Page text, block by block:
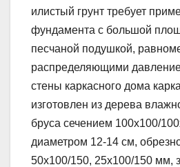
илистый грунт требует
фундамента с большой
песчаной подушкой,
распределяющими
стены каркасного дома
изготовлен из дерева
бруса сечением 100х100/
диаметром 12-14 см,
50х100/150, 25х100/150 мм,